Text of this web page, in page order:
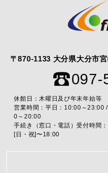
〒870-1133 大分県大分市
097-
休館日：木曜日及び年末年始等
営業時間：平日：10:00～
0～20:00
手続き（窓口・電話）受付時間
[日・祝]〜18:00